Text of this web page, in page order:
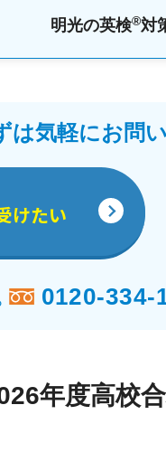
明光の英検®対
は気軽にお問
けたい
0120-334-
年度高校